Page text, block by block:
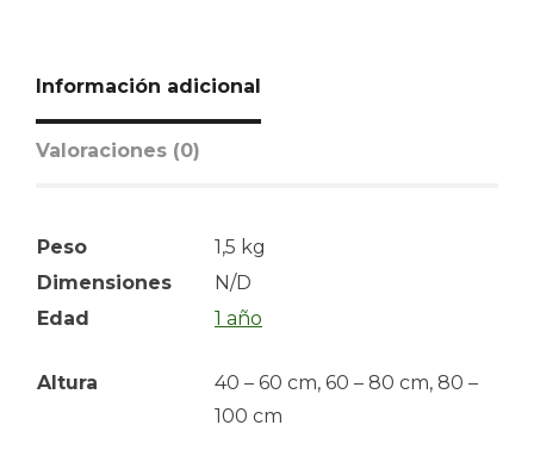
Información adicional
Valoraciones (0)
Peso
1,5 kg
Dimensiones
N/D
Edad
1 año
Altura
40 – 60 cm, 60 – 80 cm, 80 –
100 cm